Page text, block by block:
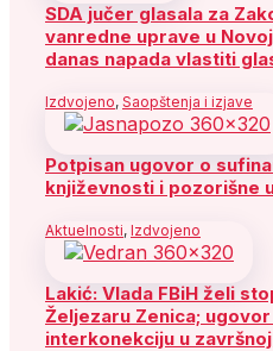
SDA jučer glasala za
vanredne uprave u
danas napada vlastiti
Izdvojeno, Saopštenja i izjave
Potpisan ugovor o
književnosti i pozorišne
Aktuelnosti, Izdvojeno
Lakić: Vlada FBiH želi
Željezaru Zenica;
interkonekciju u